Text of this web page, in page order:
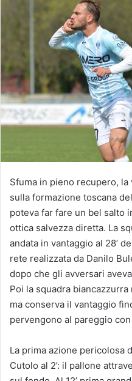
Sfuma in pieno recupero,
sulla formazione toscana
poteva far fare un bel salto
ottica salvezza diretta. La
andata in vantaggio al 28’
rete realizzata da Danilo
dopo che gli avversari
Poi la squadra
ma conserva il vantaggio
pervengono al pareggio
La prima azione pericolosa
Cutolo al 2’: il pallone